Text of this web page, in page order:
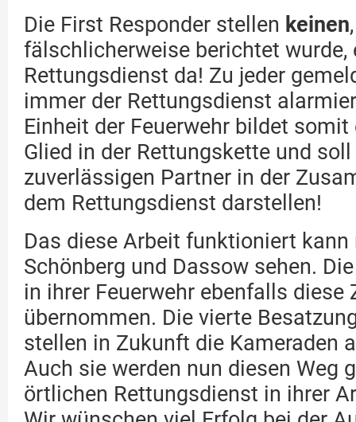
Die First Responder stellen keinen
fälschlicherweise berichtet wurde,
Rettungsdienst da! Zu jeder
immer der Rettungsdienst
Einheit der Feuerwehr bildet
Glied in der Rettungskette und
zuverlässigen Partner in der
dem Rettungsdienst darstellen!
Das diese Arbeit funktioniert
Schönberg und Dassow sehen.
in ihrer Feuerwehr ebenfalls diese
übernommen. Die vierte
stellen in Zukunft die Kameraden
Auch sie werden nun diesen Weg
örtlichen Rettungsdienst in ihrer